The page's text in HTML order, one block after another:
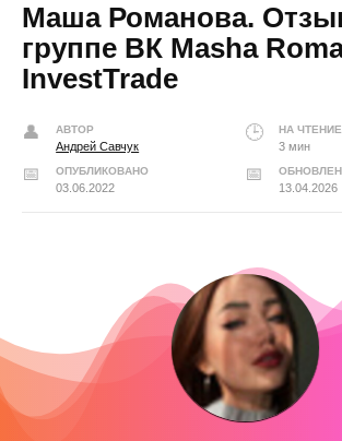
Маша Романова.
группе ВК Masha
InvestTrade
АВТОР
Андрей Савчук
НА ЧТЕНИЕ
3 мин
ОПУБЛИКОВАНО
03.06.2022 13.04.2026